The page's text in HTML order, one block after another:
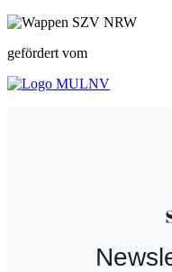
gefördert vom